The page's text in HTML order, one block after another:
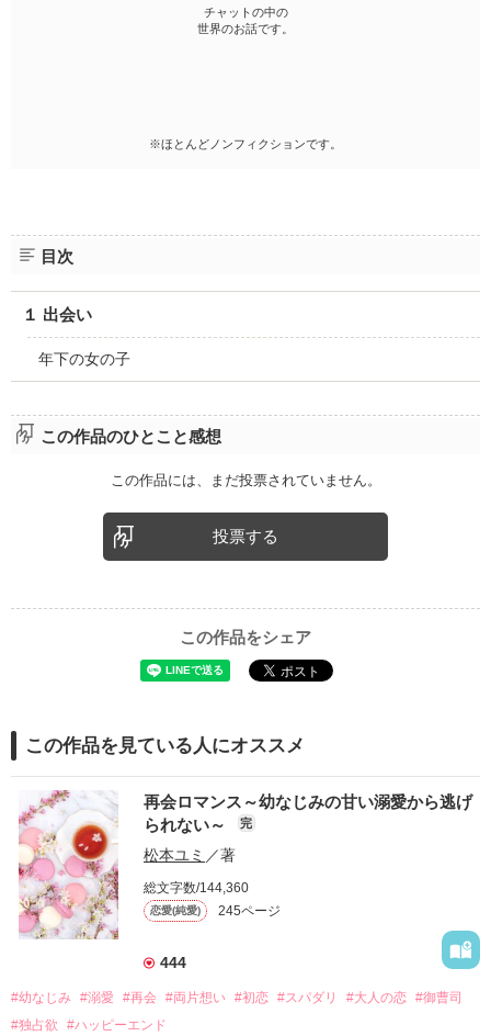
チャットの中の
世界のお話です。
※ほとんどノンフィクションです。
目次
１ 出会い
年下の女の子
この作品のひとこと感想
この作品には、まだ投票されていません。
投票する
この作品をシェア
この作品を見ている人にオススメ
再会ロマンス～幼なじみの甘い溺愛から逃げ
られない～
完
松本ユミ ／著
総文字数/144,360
恋愛(純愛) 245ページ
444
#幼なじみ #溺愛 #再会 #両片想い #初恋 #スパダリ #大人の恋 #御曹司
#独占欲
#ハッピーエンド